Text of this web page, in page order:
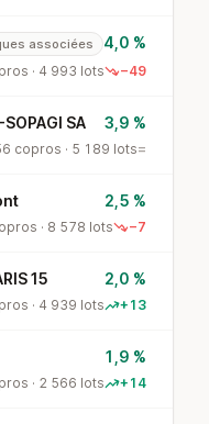
associées 4,0 %
· 4 993 lots −49
SA 3,9 %
copros · 5 189 lots=
2,5 %
· 8 578 lots −7
15 2,0 %
· 4 939 lots +13
1,9 %
· 2 566 lots +14